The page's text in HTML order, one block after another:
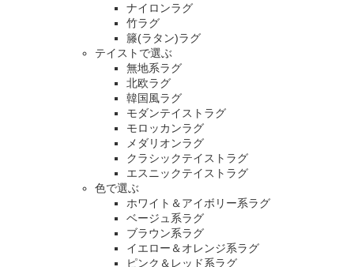
ナイロンラグ
竹ラグ
籐(ラタン)ラグ
テイストで選ぶ
無地系ラグ
北欧ラグ
韓国風ラグ
モダンテイストラグ
モロッカンラグ
メダリオンラグ
クラシックテイストラグ
エスニックテイストラグ
色で選ぶ
ホワイト＆アイボリー系ラグ
ベージュ系ラグ
ブラウン系ラグ
イエロー＆オレンジ系ラグ
ピンク＆レッド系ラグ